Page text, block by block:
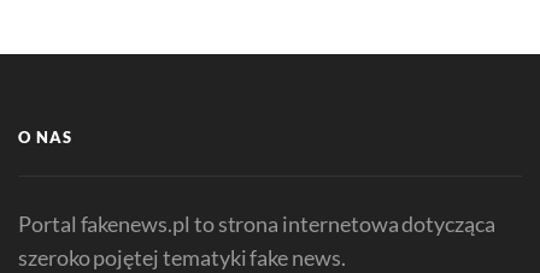
O NAS
Portal fakenews.pl to strona internetowa dotycząca
szeroko pojętej tematyki fake news.